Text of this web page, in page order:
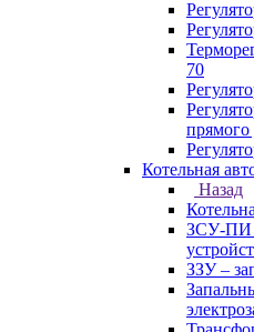
70
Котельная
Назад
ЗСУ-ПИ
ЗЗУ –